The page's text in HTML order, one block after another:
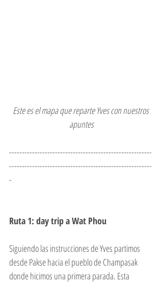
Este es el mapa que reparte Yves con nuestros
apuntes
--------------------------------------------------------
--------------------------------------------------------
-
Ruta 1: day trip a Wat Phou
Siguiendo las instrucciones de Yves partimos
desde Pakse hacia el pueblo de Champasak
donde hicimos una primera parada. Esta